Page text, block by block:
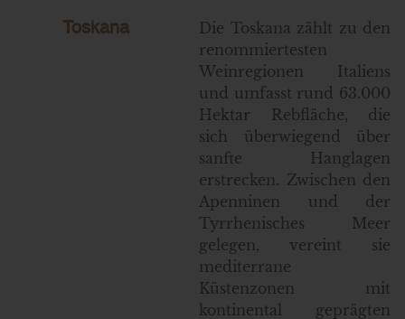
Toskana
Die Toskana zählt zu den
renommiertesten
Weinregionen Italiens
und umfasst rund 63.000
Hektar Rebfläche, die
sich überwiegend über
sanfte Hanglagen
erstrecken. Zwischen den
Apenninen und der
Tyrrhenisches Meer
gelegen, vereint sie
mediterrane
Küstenzonen mit
kontinental geprägten